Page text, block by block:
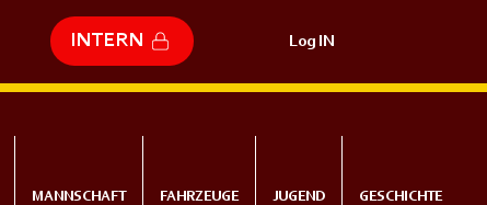
INTERN Log IN
MANNSCHAFT FAHRZEUGE JUGEND GESCHICHTE